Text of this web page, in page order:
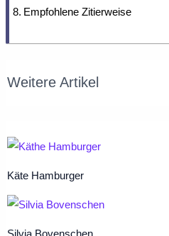
Empfohlene Zitierweise
Weitere Artikel
Käte Hamburger